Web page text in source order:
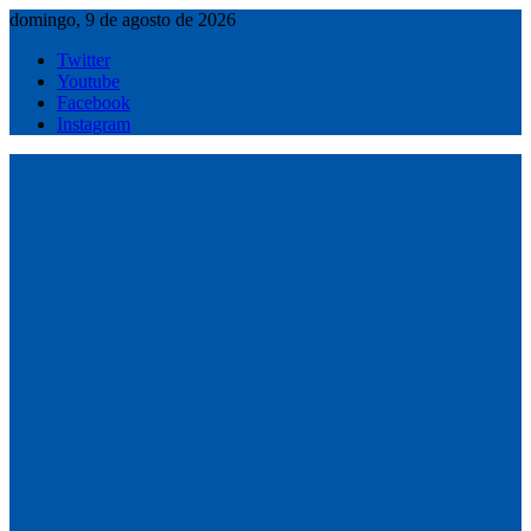
Saltar
contenido
domingo, 9 de agosto de 2026
Twitter
Youtube
Facebook
Instagram